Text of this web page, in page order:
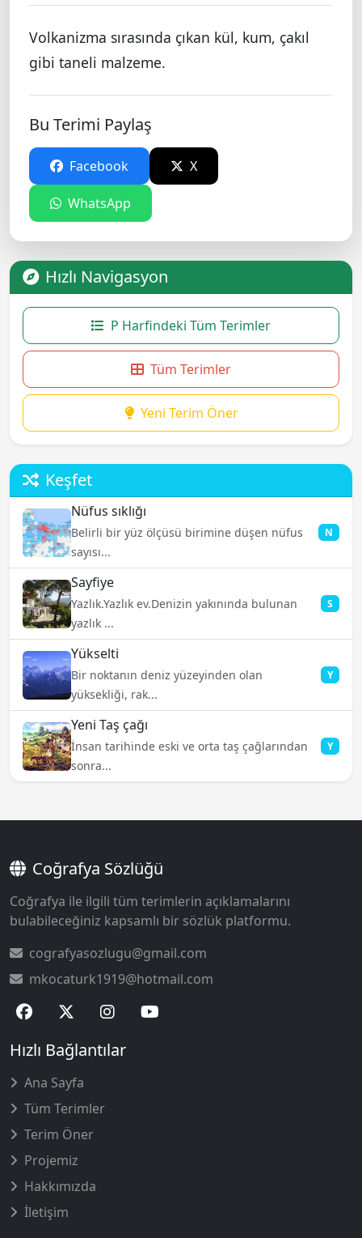
Volkanizma sırasında çıkan kül, kum, çakıl
gibi taneli malzeme.
Bu Terimi Paylaş
Facebook X
WhatsApp
Hızlı Navigasyon
P Harfindeki Tüm Terimler
Tüm Terimler
Yeni Terim Öner
Keşfet
Nüfus sıklığı
Belirli bir yüz ölçüsü birimine düşen nüfus
sayısı...
N
Sayfiye
Yazlık.Yazlık ev.Denizin yakınında bulunan
yazlık ...
S
Yükselti
Bir noktanın deniz yüzeyinden olan
yüksekliği, rak...
Y
Yeni Taş çağı
İnsan tarihinde eski ve orta taş çağlarından
sonra...
Y
Coğrafya Sözlüğü
Coğrafya ile ilgili tüm terimlerin açıklamalarını
bulabileceğiniz kapsamlı bir sözlük platformu.
cografyasozlugu@gmail.com
mkocaturk1919@hotmail.com
Hızlı Bağlantılar
Ana Sayfa
Tüm Terimler
Terim Öner
Projemiz
Hakkımızda
İletişim